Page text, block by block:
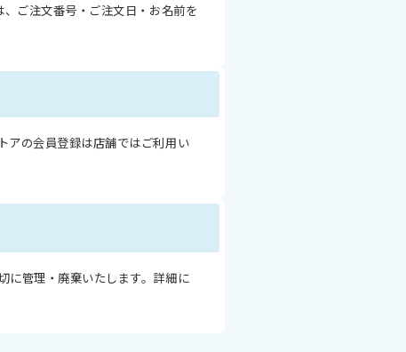
ご注文番号・ご注文日・お名前を
アの会員登録は店舗ではご利用い
に管理・廃棄いたします。詳細に